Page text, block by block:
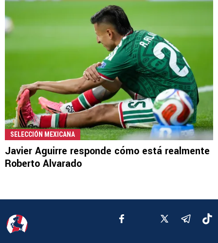
SELECCIÓN MEXICANA
Javier Aguirre responde cómo está realmente
Roberto Alvarado